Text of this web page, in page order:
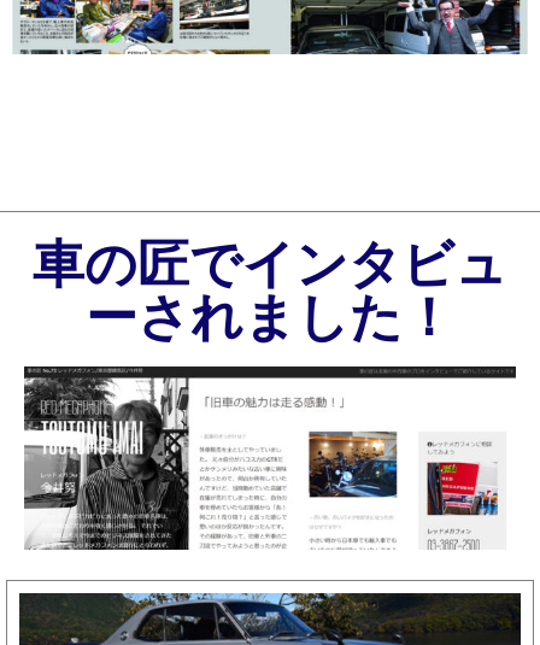
車の匠でインタビュ
ーされました！